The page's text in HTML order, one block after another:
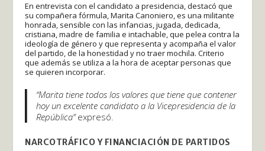
En entrevista con el candidato a presidencia, destacó que
su compañera fórmula, Marita Canoniero, es una militante
honrada, sensible con las infancias, jugada, dedicada,
cristiana, madre de familia e intachable, que pelea contra la
ideología de género y que representa y acompaña el valor
del partido, de la honestidad y no traer mochila. Criterio
que además se utiliza a la hora de aceptar personas que
se quieren incorporar.
“Marita tiene todos los valores que tiene que contener
hoy un excelente candidato a la Vicepresidencia de la
República”expresó.
NARCOTRÁFICO Y FINANCIACIÓN DE PARTIDOS